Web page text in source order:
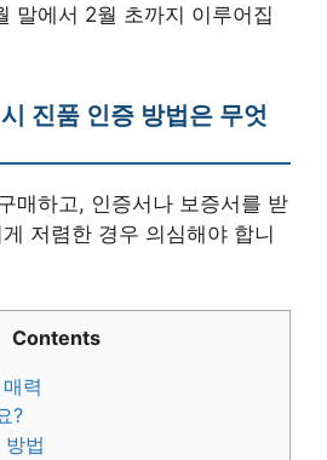
말에서 2월 초까지 이루어집
진품 인증 방법은 무엇
매하고, 인증서나 보증서를 받
저렴한 경우 의심해야 합니
Contents
력
?
법